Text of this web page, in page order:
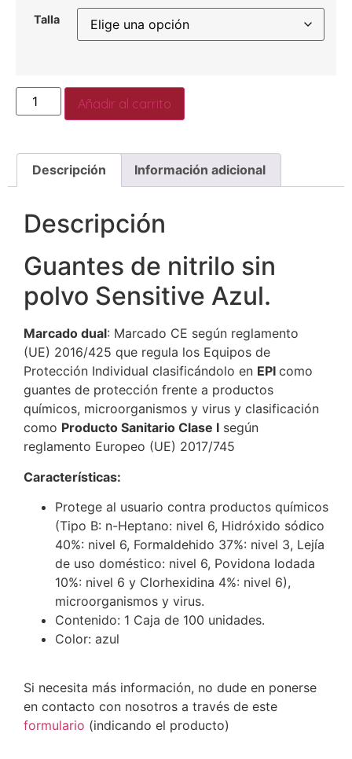
Talla
Añadir al carrito
Descripción Información adicional
Descripción
Guantes de nitrilo sin
polvo Sensitive Azul.
Marcado dual: Marcado CE según reglamento
(UE) 2016/425 que regula los Equipos de
Protección Individual clasificándolo en EPI como
guantes de protección frente a productos
químicos, microorganismos y virus y clasificación
como Producto Sanitario Clase I según
reglamento Europeo (UE) 2017/745
Características:
Protege al usuario contra productos químicos
(Tipo B: n-Heptano: nivel 6, Hidróxido sódico
40%: nivel 6, Formaldehido 37%: nivel 3, Lejía
de uso doméstico: nivel 6, Povidona Iodada
10%: nivel 6 y Clorhexidina 4%: nivel 6),
microorganismos y virus.
Contenido: 1 Caja de 100 unidades.
Color: azul
Si necesita más información, no dude en ponerse
en contacto con nosotros a través de este
formulario (indicando el producto)